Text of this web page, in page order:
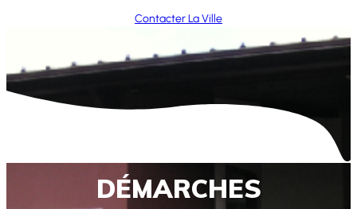
Contacter La Ville
DÉMARCHES